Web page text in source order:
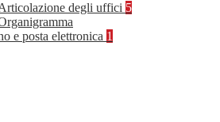
degli uffici 5
e posta elettronica 1